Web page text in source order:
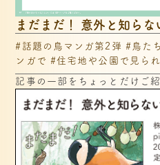
まだまだ！ 意外と知らな
#話題の鳥マンガ第2弾 #鳥た
ンガで #住宅地や公園で見ら
記事の一部をちょっとだけご紹